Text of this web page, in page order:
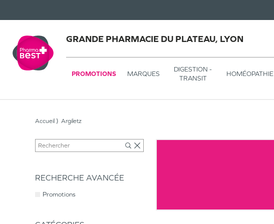
GRANDE PHARMACIE DU PLATEAU, LYON
PROMOTIONS MARQUES
DIGESTION -
TRANSIT
HOMÉOPATHIE
Accueil Argiletz
RECHERCHE AVANCÉE
Promotions